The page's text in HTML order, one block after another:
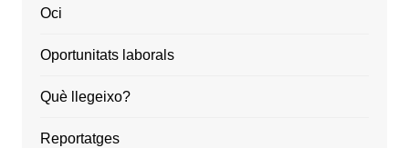
Oci
Oportunitats laborals
Què llegeixo?
Reportatges